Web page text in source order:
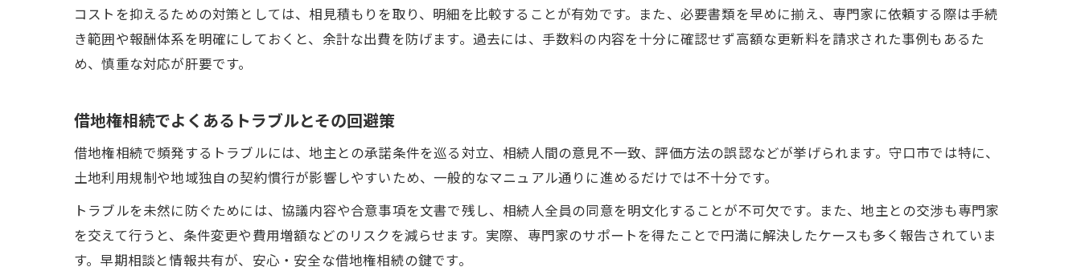
手続き後も安心できる継続的なサポート体制
コストを抑えるための対策としては、相見積もりを取り、明細を比較することが有効です。また、必要書類を早めに揃え、専門家に依頼する際は手続
き範囲や報酬体系を明確にしておくと、余計な出費を防げます。過去には、手数料の内容を十分に確認せず高額な更新料を請求された事例もあるた
め、慎重な対応が肝要です。
借地権相続でよくあるトラブルとその回避策
借地権相続で頻発するトラブルには、地主との承諾条件を巡る対立、相続人間の意見不一致、評価方法の誤認などが挙げられます。守口市では特に、
土地利用規制や地域独自の契約慣行が影響しやすいため、一般的なマニュアル通りに進めるだけでは不十分です。
トラブルを未然に防ぐためには、協議内容や合意事項を文書で残し、相続人全員の同意を明文化することが不可欠です。また、地主との交渉も専門家
を交えて行うと、条件変更や費用増額などのリスクを減らせます。実際、専門家のサポートを得たことで円満に解決したケースも多く報告されていま
す。早期相談と情報共有が、安心・安全な借地権相続の鍵です。